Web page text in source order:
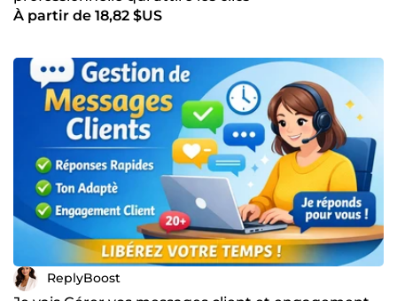
À partir de 18,82 $US
ReplyBoost